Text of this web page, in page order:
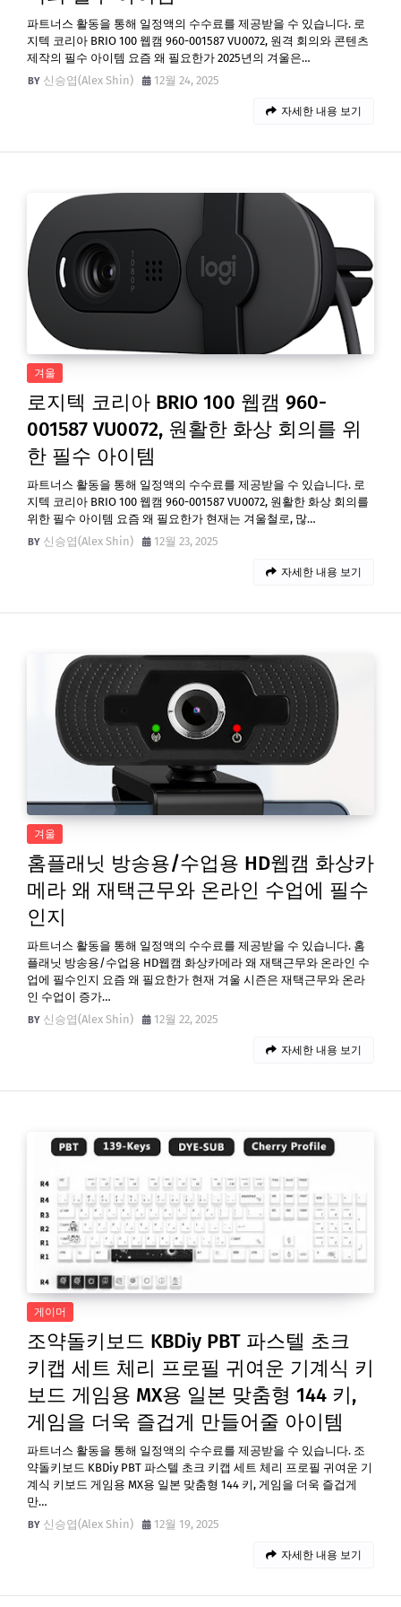
파트너스 활동을 통해 일정액의 수수료를 제공받을 수 있습니다. 로
지텍 코리아 BRIO 100 웹캠 960-001587 VU0072, 원격 회의와 콘텐츠
제작의 필수 아이템 요즘 왜 필요한가 2025년의 겨울은…
신승엽(Alex Shin)
12월 24, 2025
자세한 내용 보기
겨울
로지텍 코리아 BRIO 100 웹캠 960-
001587 VU0072, 원활한 화상 회의를 위
한 필수 아이템
파트너스 활동을 통해 일정액의 수수료를 제공받을 수 있습니다. 로
지텍 코리아 BRIO 100 웹캠 960-001587 VU0072, 원활한 화상 회의를
위한 필수 아이템 요즘 왜 필요한가 현재는 겨울철로, 많…
신승엽(Alex Shin)
12월 23, 2025
자세한 내용 보기
겨울
홈플래닛 방송용/수업용 HD웹캠 화상카
메라 왜 재택근무와 온라인 수업에 필수
인지
파트너스 활동을 통해 일정액의 수수료를 제공받을 수 있습니다. 홈
플래닛 방송용/수업용 HD웹캠 화상카메라 왜 재택근무와 온라인 수
업에 필수인지 요즘 왜 필요한가 현재 겨울 시즌은 재택근무와 온라
인 수업이 증가…
신승엽(Alex Shin)
12월 22, 2025
자세한 내용 보기
게이머
조약돌키보드 KBDiy PBT 파스텔 초크
키캡 세트 체리 프로필 귀여운 기계식 키
보드 게임용 MX용 일본 맞춤형 144 키,
게임을 더욱 즐겁게 만들어줄 아이템
파트너스 활동을 통해 일정액의 수수료를 제공받을 수 있습니다. 조
약돌키보드 KBDiy PBT 파스텔 초크 키캡 세트 체리 프로필 귀여운 기
계식 키보드 게임용 MX용 일본 맞춤형 144 키, 게임을 더욱 즐겁게
만…
신승엽(Alex Shin)
12월 19, 2025
자세한 내용 보기